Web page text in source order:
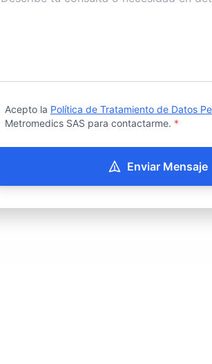
Acepto la Política de Tratamiento de Datos
Metromedics SAS para contactarme. *
Enviar Mensaje